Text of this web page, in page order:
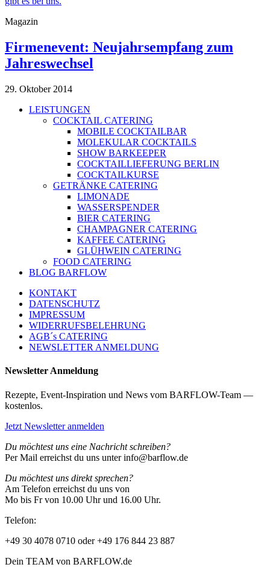
Magazin
Firmenevent: Neujahrsempfang zum
Jahreswechsel
29. Oktober 2014
LEISTUNGEN
COCKTAIL CATERING
MOBILE COCKTAILBAR
MOLEKULAR COCKTAILS
SHOW BARKEEPER
COCKTAILLIEFERUNG BERLIN
COCKTAILKURSE
GETRÄNKE CATERING
LIMONADE
WASSERSPENDER
BIER CATERING
CHAMPAGNER CATERING
KAFFEE CATERING
GLÜHWEIN CATERING
FOOD CATERING
BLOG BARFLOW
KONTAKT
DATENSCHUTZ
IMPRESSUM
WIDERRUFSBELEHRUNG
AGB´s CATERING
NEWSLETTER ANMELDUNG
Newsletter Anmeldung
Rezepte, Event-Inspiration und News vom BARFLOW-Team —
kostenlos.
Jetzt Newsletter anmelden
Du möchtest uns eine Nachricht schreiben?
Per Mail erreichst du uns unter info@barflow.de
Du möchtest uns direkt sprechen?
Am Telefon erreichst du uns von
Mo bis Fr von 10.00 Uhr und 16.00 Uhr.
Telefon:
+49 30 4078 0710 oder +49 176 844 23 887
Dein TEAM von BARFLOW.de